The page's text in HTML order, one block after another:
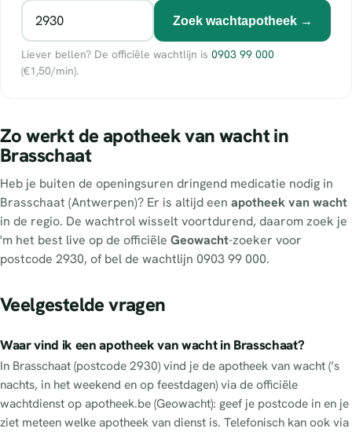
Zoek wachtapotheek →
Liever bellen? De officiële wachtlijn is 0903 99 000
(€1,50/min).
Zo werkt de apotheek van wacht in
Brasschaat
Heb je buiten de openingsuren dringend medicatie nodig in
Brasschaat (Antwerpen)? Er is altijd een apotheek van wacht
in de regio. De wachtrol wisselt voortdurend, daarom zoek je
'm het best live op de officiële Geowacht-zoeker voor
postcode 2930, of bel de wachtlijn 0903 99 000.
Veelgestelde vragen
Waar vind ik een apotheek van wacht in Brasschaat?
In Brasschaat (postcode 2930) vind je de apotheek van wacht (’s
nachts, in het weekend en op feestdagen) via de officiële
wachtdienst op apotheek.be (Geowacht): geef je postcode in en je
ziet meteen welke apotheek van dienst is. Telefonisch kan ook via